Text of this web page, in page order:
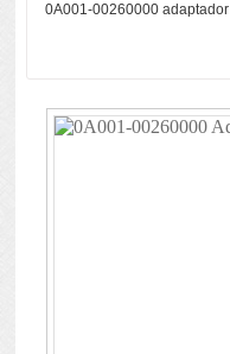
0A001-00260000 adaptador